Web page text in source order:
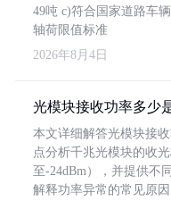
49吨 c)符合国家道路车
轴荷限值标准
2026年8月4日
光模块接收功率多少
本文详细解答光模块接
点分析千兆光模块的收
至-24dBm），并提供不
解释功率异常的常见原